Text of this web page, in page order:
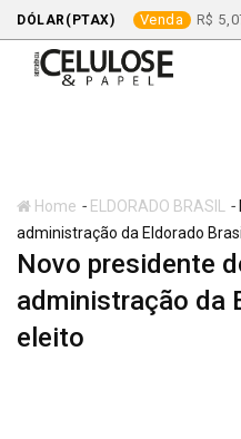
DÓLAR(PTAX) Venda
Home - ELDORADO BRASIL -
administração da Eldorado
Novo presidente
administração da
eleito